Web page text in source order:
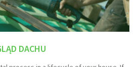
DACHU